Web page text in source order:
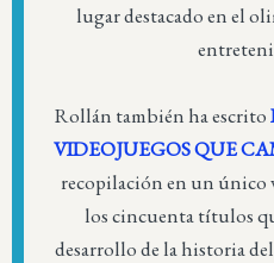
lugar destacado en el
Rollán también ha escrito
VIDEOJUEGOS QUE
recopilación en un único
los cincuenta títulos
desarrollo de la historia